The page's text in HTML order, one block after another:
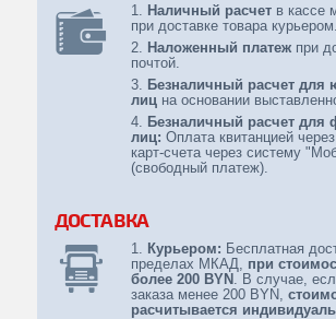
Наличный расчетв кассе
при доставке товара курьером.
Наложенный платежпри
почтой.
Безналичный расчет для
лицна основании
Безналичный расчет для
лиц: Оплата квитанцией
карт-счета через систему
(свободный платеж).
ДОСТАВКА
Курьером: Бесплатная
пределах МКАД, при
более 200 BYN
. В случае,
заказа менее 200 BYN,
расчитывается